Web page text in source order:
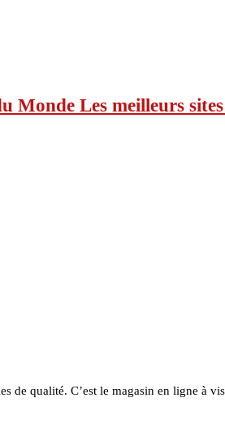
Monde Les meilleurs
de qualité. C’est le magasin en ligne à